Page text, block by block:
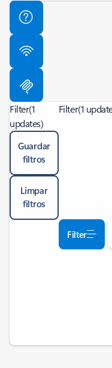
Filter(1
updates)
Guardar
filtros
Limpar
filtros
Filter(1
Filter